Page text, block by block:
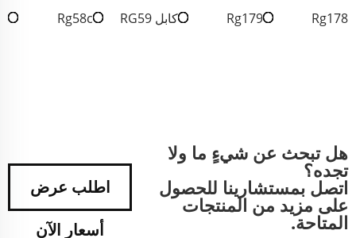
Rg178
Rg179 كابل RG59 Rg58c
هل تبحث عن شيءٍ ما ولا
تجده؟
اتصل بمستشارينا للحصول
على مزيد من المنتجات
المتاحة.
اطلب عرض
أسعار الآن